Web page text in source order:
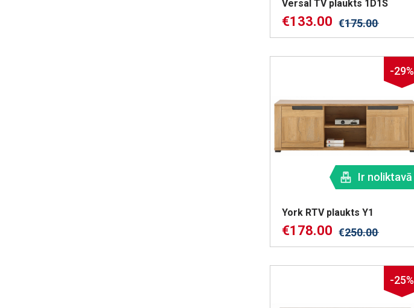
Versal TV plaukts 1D1S
€133.00 €175.00
-29%
Ir noliktavā
York RTV plaukts Y1
€178.00 €250.00
-25%